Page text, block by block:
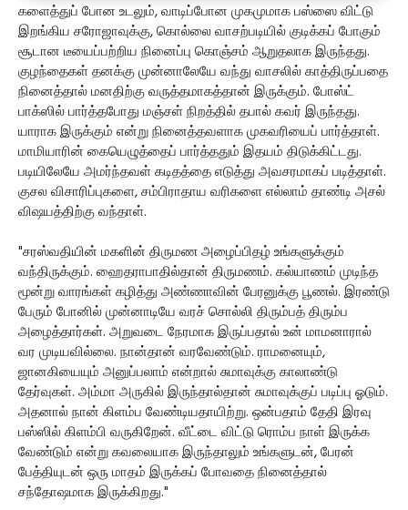
களைத்துப் போன உடலும், வாடிப்போன முகமுமாக பஸ்ஸை விட்டு
இறங்கிய சரோஜாவுக்கு, கொல்லை வாசற்படியில் குடிக்கப் போகும்
சூடான டீயைப்பற்றிய நினைப்பு கொஞ்சம் ஆறுதலாக இருந்தது.
குழந்தைகள் தனக்கு முன்னாலேயே வந்து வாசலில் காத்திருப்பதை
நினைத்தால் மனதிற்கு வருத்தமாகத்தான் இருக்கும். போஸ்ட்
பாக்ஸில் பார்த்தபோது மஞ்சள் நிறத்தில் தபால் கவர் இருந்தது.
யாராக இருக்கும் என்று நினைத்தவளாக முகவரியைப் பார்த்தாள்.
மாமியாரின் கையெழுத்தைப் பார்த்ததும் இதயம் திடுக்கிட்டது.
படியிலேயே அமர்ந்தவள் கடிதத்தை எடுத்து அவசரமாகப் படித்தாள்.
குசல விசாரிப்புகளை, சம்பிராதாய வரிகளை எல்லாம் தாண்டி அசல்
விஷயத்திற்கு வந்தாள்.
"சரஸ்வதியின் மகளின் திருமண அழைப்பிதழ் உங்களுக்கும்
வந்திருக்கும். ஹைதராபாதில்தான் திருமணம். கல்யாணம் முடிந்த
மூன்று வாரங்கள் கழித்து அண்ணாவின் பேரனுக்கு பூணல். இரண்டு
பேரும் போனில் முன்னாடியே வரச் சொல்லி திரும்பத் திரும்ப
அழைத்தார்கள். அறுவடை நேரமாக இருப்பதால் உன் மாமனாரால்
வர முடியவில்லை. நான்தான் வரவேண்டும். ராமனையும்,
ஜானகியையும் அனுப்பலாம் என்றால் சுமாவுக்கு காலாண்டு
தேர்வுகள். அம்மா அருகில் இருந்தால்தான் சுமாவுக்குப் படிப்பு ஓடும்.
அதனால் நான் கிளம்ப வேண்டியதாயிற்று. ஒன்பதாம் தேதி இரவு
பஸ்ஸில் கிளம்பி வருகிறேன். வீட்டை விட்டு ரொம்ப நாள் இருக்க
வேண்டும் என்று கவலையாக இருந்தாலும் உங்களுடன், பேரன்
பேத்தியுடன் ஒரு மாதம் இருக்கப் போவதை நினைத்தால்
சந்தோஷமாக இருக்கிறது."